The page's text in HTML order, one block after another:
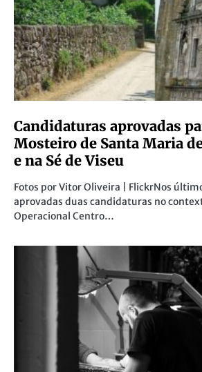
Candidaturas aprovadas
Mosteiro de Santa Maria
e na Sé de Viseu
Fotos por Vitor Oliveira | FlickrNos
aprovadas duas candidaturas no
Operacional Centro…